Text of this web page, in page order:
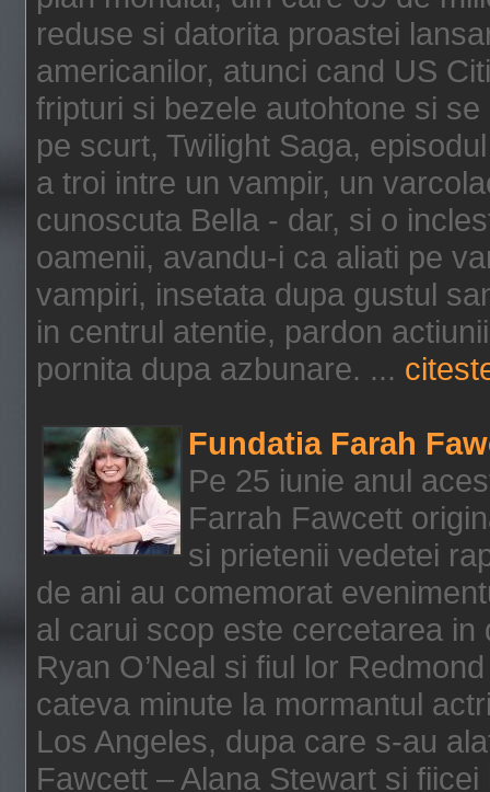
reduse si datorita proastei
americanilor, atunci cand US
fripturi si bezele autohtone si
pe scurt, Twilight Saga,
a troi intre un vampir, un
cunoscuta Bella - dar, si o
oamenii, avandu-i ca aliati pe
vampiri, insetata dupa gustul
in centrul atentie, pardon
pornita dupa azbunare. ...
Fundatia Farah
Pe 25 iunie anul
Farrah Fawcett
si prietenii vedetei
de ani au comemorat
al carui scop este cercetarea
Ryan O’Neal si fiul lor
cateva minute la mormantul
Los Angeles, dupa care s-au
Fawcett – Alana Stewart si fiicei